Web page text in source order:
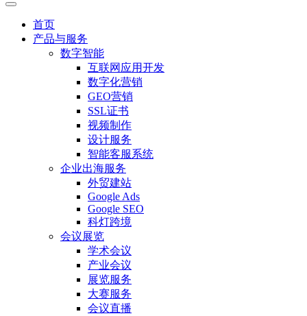
首页
产品与服务
数字智能
互联网应用开发
数字化营销
GEO营销
SSL证书
视频制作
设计服务
智能客服系统
企业出海服务
外贸建站
Google Ads
Google SEO
科灯跨境
会议展览
学术会议
产业会议
展览服务
大赛服务
会议直播